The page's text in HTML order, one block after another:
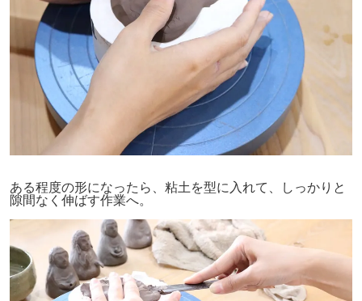
ある程度の形になったら、粘土を型に入れて、しっかりと
隙間なく伸ばす作業へ。